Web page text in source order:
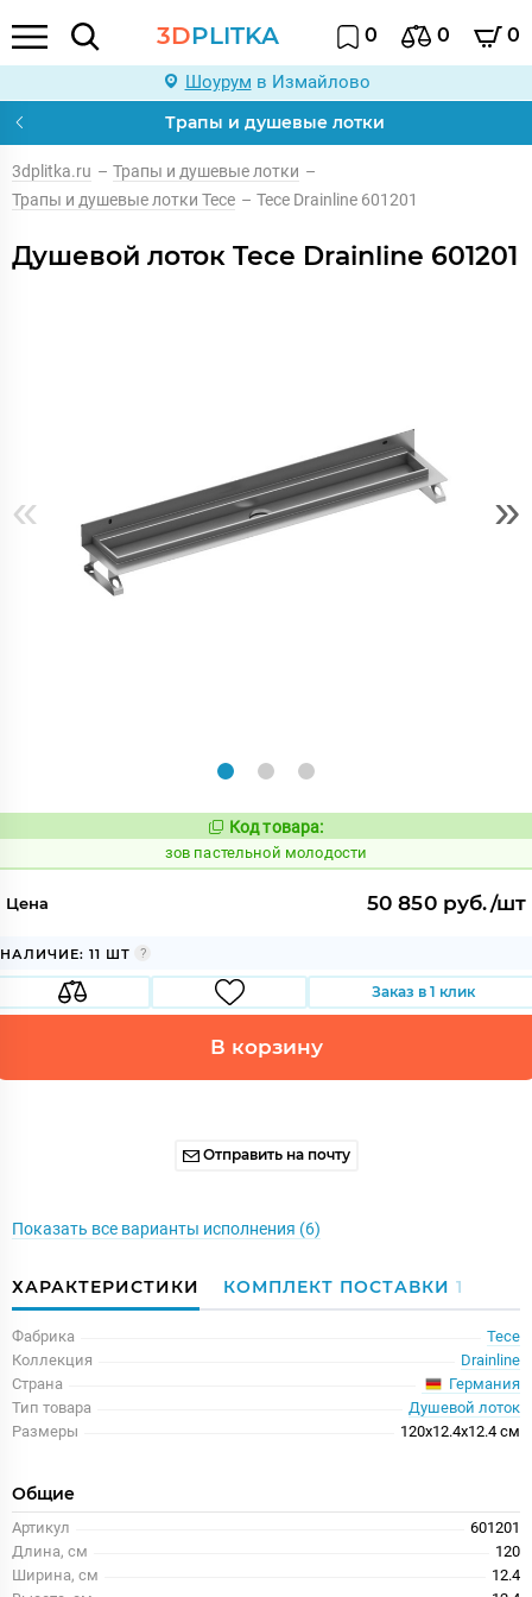
3DPLITKA 0 0 0
Шоурум в Измайлово
Трапы и душевые лотки
3dplitka.ru – Трапы и душевые лотки –
Трапы и душевые лотки Tece – Tece Drainline 601201
Душевой лоток Tece Drainline 601201
« »
Код:
508679
Код товара:
зов пастельной молодости
Цена 50 850 руб./шт
НАЛИЧИЕ: 11 ШТ
Заказ в 1 клик
В корзину
Отправить на почту
Показать все варианты исполнения (6)
ХАРАКТЕРИСТИКИ КОМПЛЕКТ ПОСТАВКИ 1
Фабрика
Tece
Коллекция
Drainline
Страна
Германия
Тип товара
Душевой лоток
Размеры
120x12.4x12.4 см
Общие
Артикул
601201
Длина, см
120
Ширина, см
12.4